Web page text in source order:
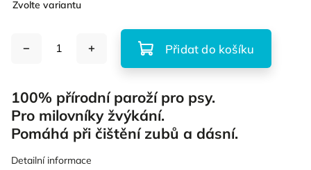
Zvolte variantu
Přidat do košíku
100% přírodní paroží pro psy.
Pro milovníky žvýkání.
Pomáhá při čištění zubů a dásní.
Detailní informace